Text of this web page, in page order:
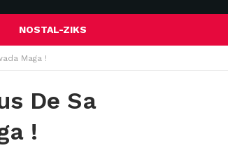
NOSTAL-ZIKS
Maga !
De Sa
!